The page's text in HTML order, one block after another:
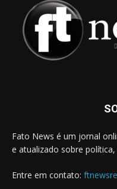
Fato News é um jornal
e atualizado sobre
Entre em contato: